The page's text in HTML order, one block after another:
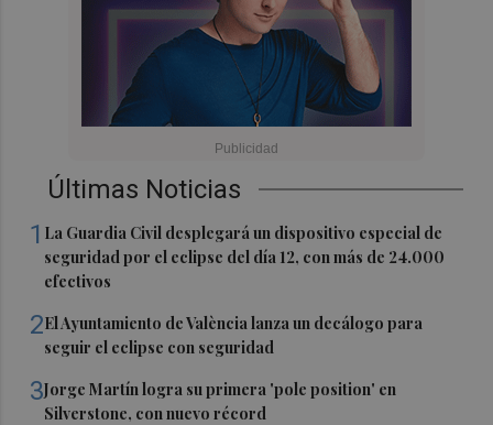
Últimas Noticias
1 La Guardia Civil desplegará un dispositivo especial de
seguridad por el eclipse del día 12, con más de 24.000
efectivos
2El Ayuntamiento de València lanza un decálogo para
seguir el eclipse con seguridad
3Jorge Martín logra su primera 'pole position' en
Silverstone, con nuevo récord